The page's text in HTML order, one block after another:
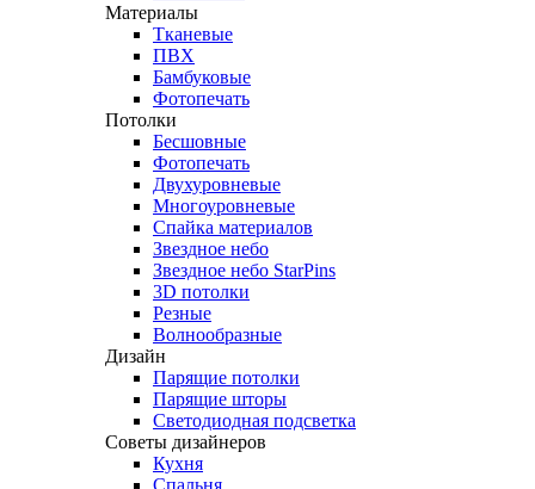
Материалы
Тканевые
ПВХ
Бамбуковые
Фотопечать
Потолки
Бесшовные
Фотопечать
Двухуровневые
Многоуровневые
Спайка материалов
Звездное небо
Звездное небо StarPins
3D потолки
Резные
Волнообразные
Дизайн
Парящие потолки
Парящие шторы
Светодиодная подсветка
Советы дизайнеров
Кухня